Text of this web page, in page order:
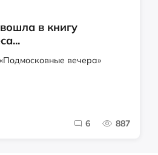
в книгу
вечера»
6 887